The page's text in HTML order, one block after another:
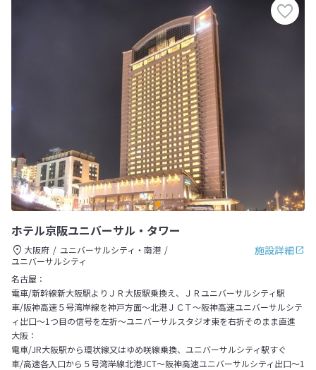
ホテル京阪ユニバーサル・タワー
施設詳細
大阪府
ユニバーサルシティ・南港
ユニバーサルシティ
名古屋：
電車/新幹線新大阪駅よりＪＲ大阪駅乗換え、ＪＲユニバーサルシティ駅
車/阪神高速５号湾岸線を神戸方面～北港ＪＣＴ～阪神高速ユニバーサルシテ
ィ出口～1つ目の信号を左折～ユニバーサルスタジオ東を右折そのまま直進
大阪：
電車/JR大阪駅から環状線又はゆめ咲線乗換、ユニバーサルシティ駅すぐ
車/高速各入口から５号湾岸線北港JCT～阪神高速ユニバーサルシティ出口～1